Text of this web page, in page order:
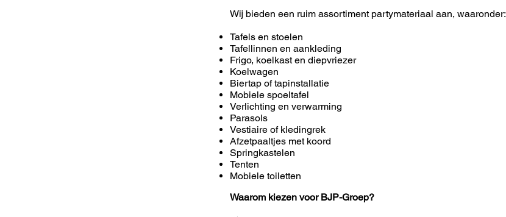
Wij bieden een ruim assortiment partymateriaal aan, waaronder:
Tafels en stoelen
Tafellinnen en aankleding
Frigo, koelkast en diepvriezer
Koelwagen
Biertap of tapinstallatie
Mobiele spoeltafel
Verlichting en verwarming
Parasols
Vestiaire of kledingrek
Afzetpaaltjes met koord
Springkastelen
Tenten
Mobiele toiletten
Waarom kiezen voor BJP-Groep?